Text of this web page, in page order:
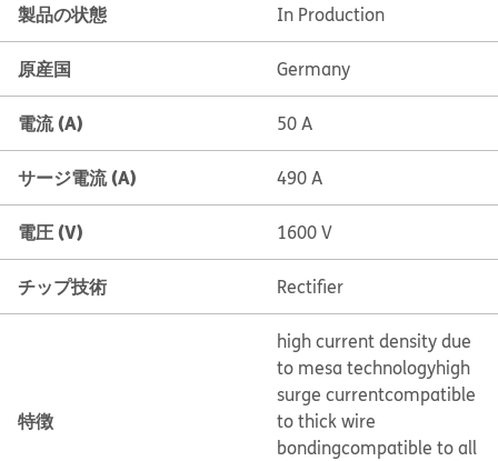
製品の状態 In Production
原産国 Germany
電流 (A) 50 A
サージ電流 (A) 490 A
電圧 (V) 1600 V
チップ技術 Rectifier
特徴
high current density due
to mesa technologyhigh
surge currentcompatible
to thick wire
bondingcompatible to all